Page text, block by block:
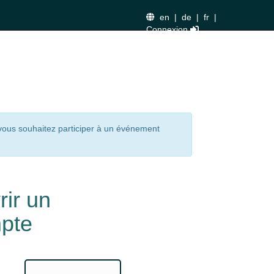
en | de | fr |
Connexion
souhaitez participer à un événement
un